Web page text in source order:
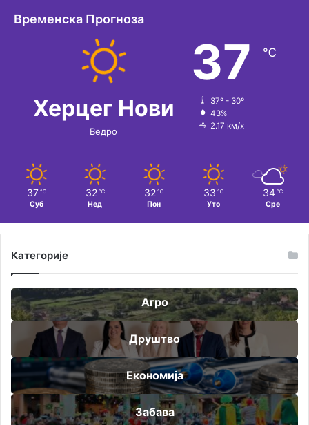
тВременска Прогноза
Херцег Нови
Ведро
37 ℃
37º - 30º
43%
2.17 км/х
37 ℃
Суб
32 ℃
Нед
32 ℃
Пон
33 ℃
Уто
34 ℃
Сре
Категорије
Агро
Друштво
Економија
Забава